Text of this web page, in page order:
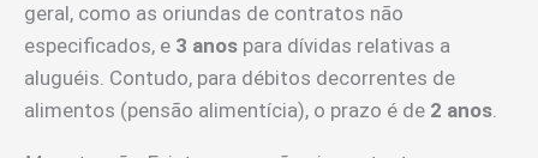
geral, como as oriundas de contratos não
especificados, e 3 anos para dívidas relativas a
aluguéis. Contudo, para débitos decorrentes de
alimentos (pensão alimentícia), o prazo é de 2 anos.